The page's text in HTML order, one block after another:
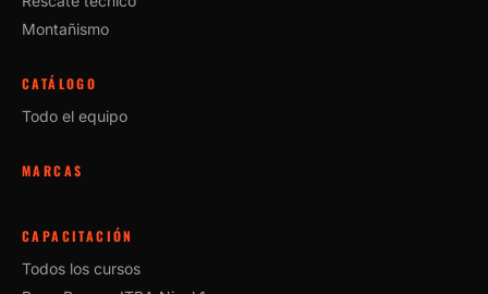
Montañismo
CATÁLOGO
Todo el equipo
MARCAS
CAPACITACIÓN
Todos los cursos